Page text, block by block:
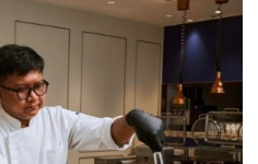
นัก
ท่อง
หยุด
ยาว